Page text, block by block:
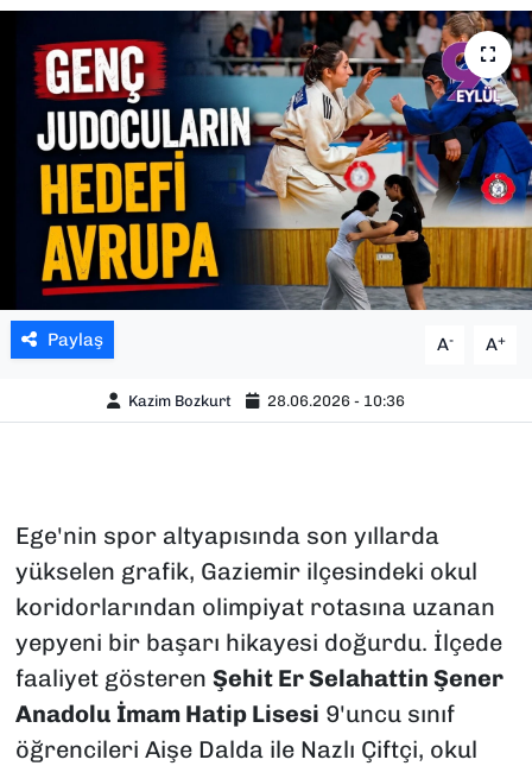
Paylaş A- A+
Kazim Bozkurt 28.06.2026 - 10:36
Ege'nin spor altyapısında son yıllarda
yükselen grafik, Gaziemir ilçesindeki okul
koridorlarından olimpiyat rotasına uzanan
yepyeni bir başarı hikayesi doğurdu. İlçede
faaliyet gösteren Şehit Er Selahattin Şener
Anadolu İmam Hatip Lisesi 9'uncu sınıf
öğrencileri Aişe Dalda ile Nazlı Çiftçi, okul
YAŞAM
YEREL YÖNETİMLER